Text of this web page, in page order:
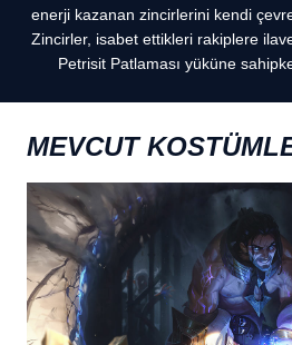
enerji kazanan zincirlerini kendi
Zincirler, isabet ettikleri rakiplere
Petrisit Patlaması yüküne
MEVCUT